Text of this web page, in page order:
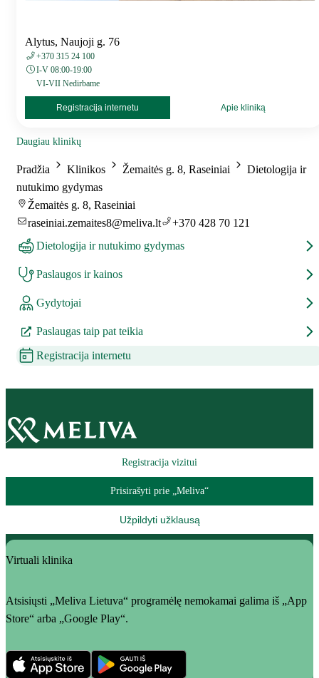
Alytus, Naujoji g. 76
+370 315 24 100
I-V 08:00-19:00
VI-VII Nedirbame
Registracija internetu Apie kliniką
Daugiau klinikų
Pradžia Klinikos Žemaitės g. 8, Raseiniai
Dietologija ir
nutukimo gydymas
Žemaitės g. 8, Raseiniai
raseiniai.zemaites8@meliva.lt
+370 428 70 121
Dietologija ir nutukimo gydymas
Paslaugos ir kainos
Gydytojai
Paslaugas taip pat teikia
Registracija internetu
Registracija vizitui
Prisirašyti prie „Meliva“
Užpildyti užklausą
Virtuali klinika
Atsisiųsti „Meliva Lietuva“ programėlę nemokamai galima iš „App
Store“ arba „Google Play“.